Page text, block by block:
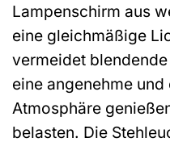
Lampenschirm aus
eine gleichmäßige
vermeidet
eine angenehme
Atmosphäre
belasten. Die